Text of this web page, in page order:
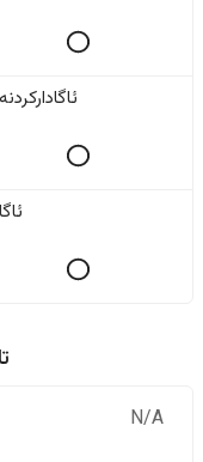
N/A